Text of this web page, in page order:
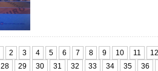
2 3 4 5 6 7 8 9 10 11 12
28 29 30 31 32 33 34 35 36